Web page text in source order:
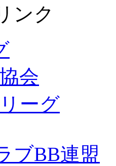
ンク
会
ーグ
ブBB連盟